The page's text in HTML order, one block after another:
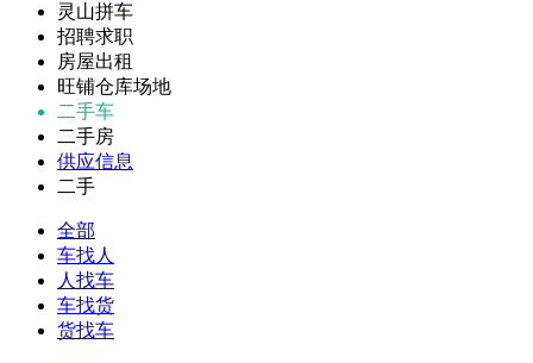
灵山拼车
招聘求职
房屋出租
旺铺仓库场地
二手车
二手房
供应信息
二手
全部
车找人
人找车
车找货
货找车